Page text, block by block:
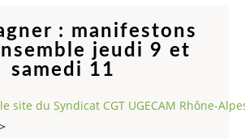
: manifestons
jeudi 9 et
samedi 11
site du Syndicat CGT UGECAM Rhône-
>